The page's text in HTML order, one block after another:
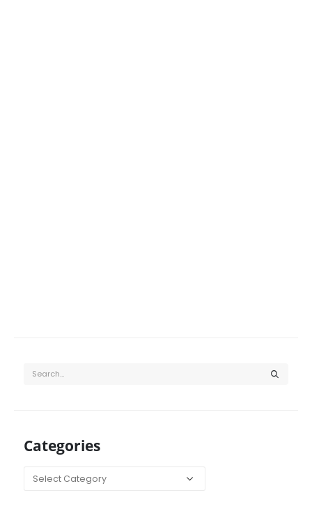
Categories
Categories